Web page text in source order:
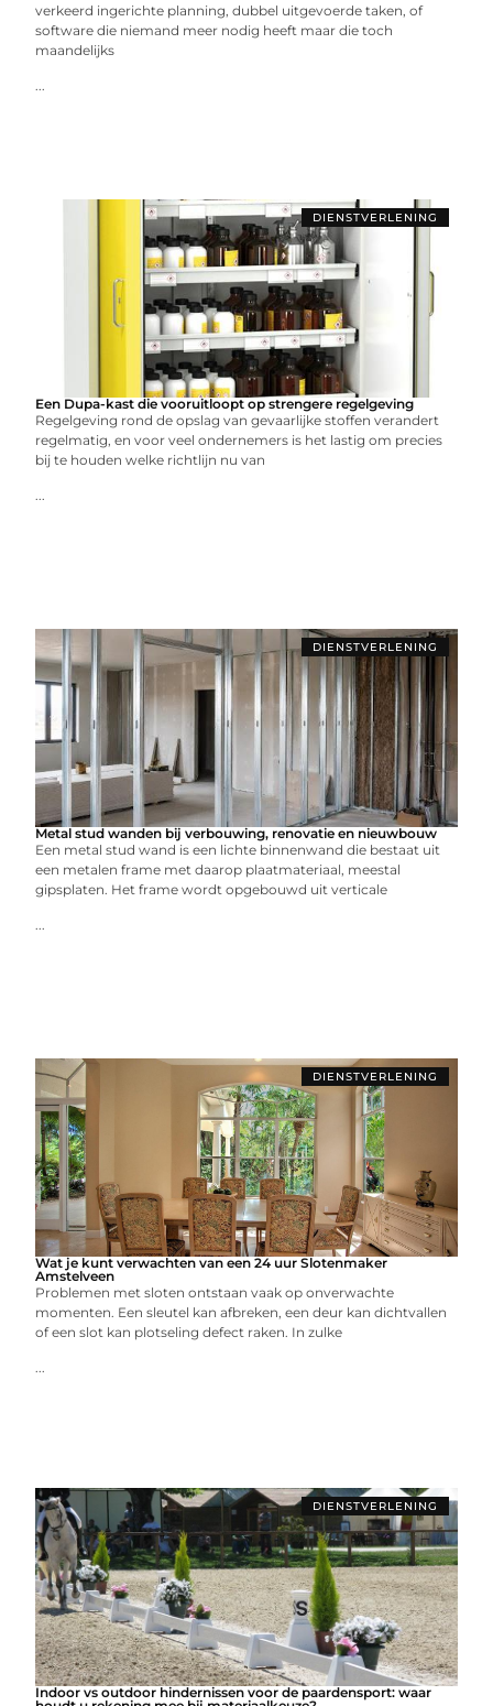
verkeerd ingerichte planning, dubbel uitgevoerde taken, of
software die niemand meer nodig heeft maar die toch
maandelijks
...
DIENSTVERLENING
Een Dupa-kast die vooruitloopt op strengere regelgeving
Regelgeving rond de opslag van gevaarlijke stoffen verandert
regelmatig, en voor veel ondernemers is het lastig om precies
bij te houden welke richtlijn nu van
...
DIENSTVERLENING
Metal stud wanden bij verbouwing, renovatie en nieuwbouw
Een metal stud wand is een lichte binnenwand die bestaat uit
een metalen frame met daarop plaatmateriaal, meestal
gipsplaten. Het frame wordt opgebouwd uit verticale
...
DIENSTVERLENING
Wat je kunt verwachten van een 24 uur Slotenmaker
Amstelveen
Problemen met sloten ontstaan vaak op onverwachte
momenten. Een sleutel kan afbreken, een deur kan dichtvallen
of een slot kan plotseling defect raken. In zulke
...
DIENSTVERLENING
Indoor vs outdoor hindernissen voor de paardensport: waar